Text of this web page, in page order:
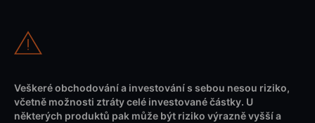
Veškeré obchodování a investování s sebou nesou riziko,
včetně možnosti ztráty celé investované částky. U
některých produktů pak může být riziko výrazně vyšší a